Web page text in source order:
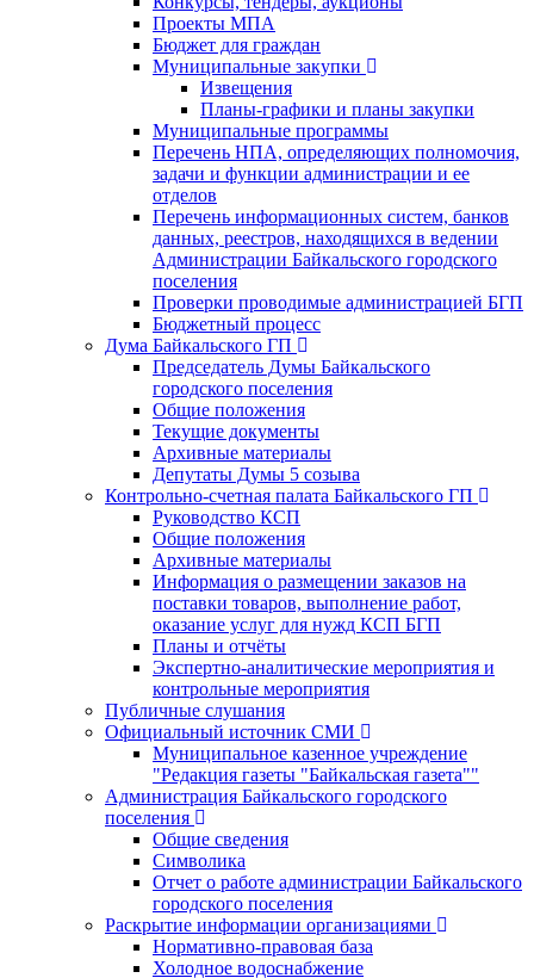
Проекты МПА
Бюджет для граждан
Муниципальные закупки
Извещения
Планы-графики и планы закупки
Муниципальные программы
Перечень НПА, определяющих полномочия,
задачи и функции администрации и ее
отделов
Перечень информационных систем, банков
данных, реестров, находящихся в ведении
Администрации Байкальского городского
поселения
Проверки проводимые администрацией БГП
Бюджетный процесс
Дума Байкальского ГП
Председатель Думы Байкальского
городского поселения
Общие положения
Текущие документы
Архивные материалы
Депутаты Думы 5 созыва
Контрольно-счетная палата Байкальского ГП
Руководство КСП
Общие положения
Архивные материалы
Информация о размещении заказов на
поставки товаров, выполнение работ,
оказание услуг для нужд КСП БГП
Планы и отчёты
Экспертно-аналитические мероприятия и
контрольные мероприятия
Публичные слушания
Официальный источник СМИ
Муниципальное казенное учреждение
"Редакция газеты "Байкальская газета""
Администрация Байкальского городского
поселения
Общие сведения
Символика
Отчет о работе администрации Байкальского
городского поселения
Раскрытие информации организациями
Нормативно-правовая база
Холодное водоснабжение